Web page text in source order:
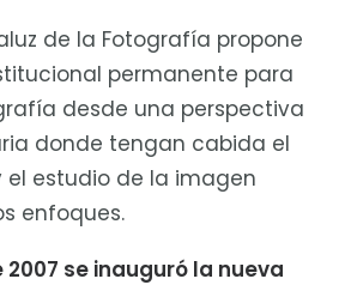
de la Fotografía propone
permanente para
desde una perspectiva
donde tengan cabida el
estudio de la imagen
enfoques.
2007 se inauguró la nueva